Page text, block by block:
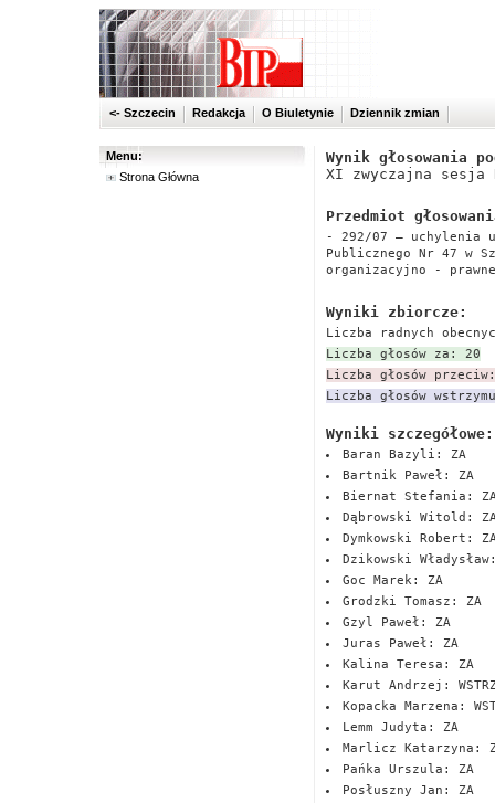
<- Szczecin Redakcja O Biuletynie Dziennik zmian
Menu:
Strona Główna
Wynik głosowania
XI zwyczajna sesja
Przedmiot
- 292/07 – uchylenia
Publicznego Nr 47 w
organizacyjno -
Wyniki zbiorcze:
Liczba radnych
Liczba głosów za: 20
Liczba głosów
Liczba głosów
Wyniki szczegółowe:
Baran Bazyli: ZA
Bartnik Paweł: ZA
Biernat Stefania:
Dąbrowski Witold:
Dymkowski Robert:
Dzikowski
Goc Marek: ZA
Grodzki Tomasz: ZA
Gzyl Paweł: ZA
Juras Paweł: ZA
Kalina Teresa: ZA
Karut Andrzej:
Kopacka Marzena:
Lemm Judyta: ZA
Marlicz Katarzyna:
Pańka Urszula: ZA
Posłuszny Jan: ZA